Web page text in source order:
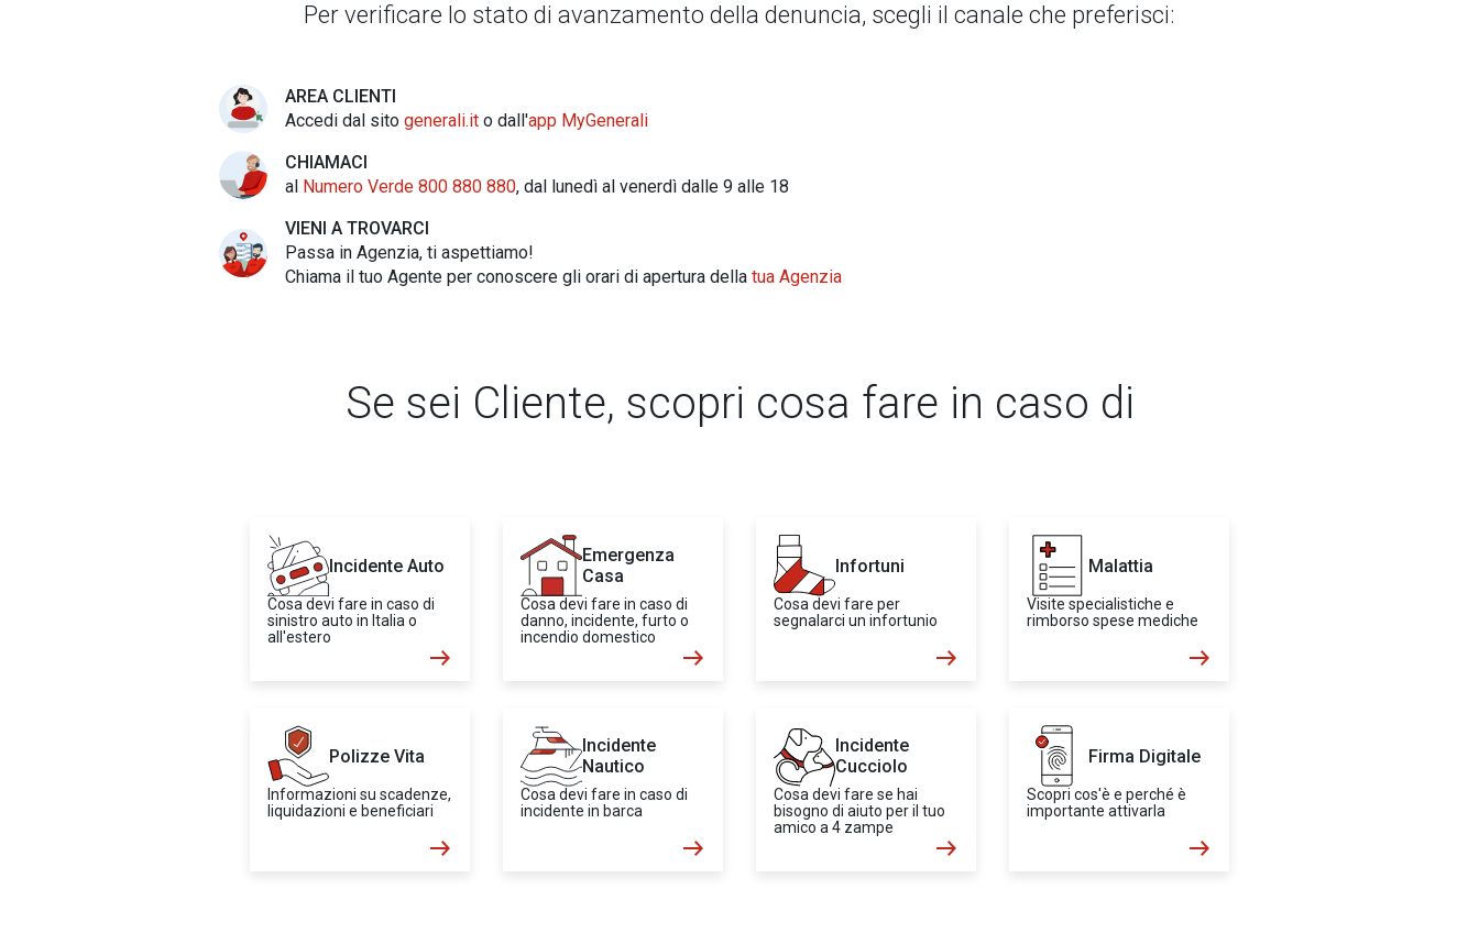
Per verificare lo stato di avanzamento della denuncia, scegli il canale che preferisci:
AREA CLIENTI
Accedi dal sitogenerali.it o dall'app MyGenerali
CHIAMACI
al Numero Verde 800 880 880, dal lunedì al venerdì dalle 9 alle 18
VIENI A TROVARCI
Passa in Agenzia, ti aspettiamo!
Chiama il tuo Agente per conoscere gli orari di apertura dellatua Agenzia
Se sei Cliente, scopri cosa fare in caso di
Incidente Auto
Cosa devi fare in caso di
sinistro auto in Italia o
all'estero
Emergenza
Casa
Cosa devi fare in caso di
danno, incidente, furto o
incendio domestico
Infortuni
Cosa devi fare per
segnalarci un infortunio
Malattia
Visite specialistiche e
rimborso spese mediche
Polizze Vita
Informazioni su scadenze,
liquidazioni e beneficiari
Incidente
Nautico
Cosa devi fare in caso di
incidente in barca
Incidente
Cucciolo
Cosa devi fare se hai
bisogno di aiuto per il tuo
amico a 4 zampe
Firma Digitale
Scopri cos'è e perché è
importante attivarla